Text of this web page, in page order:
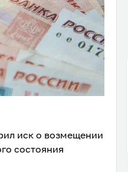
иск о возмещении
состояния